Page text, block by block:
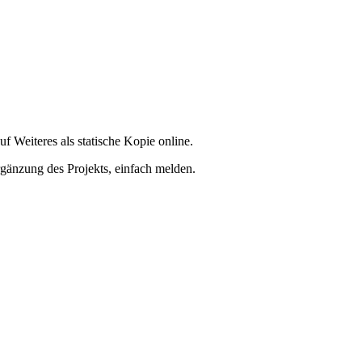
Weiteres als statische Kopie online.
des Projekts, einfach melden.